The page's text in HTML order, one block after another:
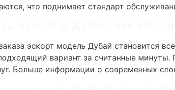
что поднимает стандарт
эскорт модель Дубай становится
вариант за считанные
Больше информации о современных